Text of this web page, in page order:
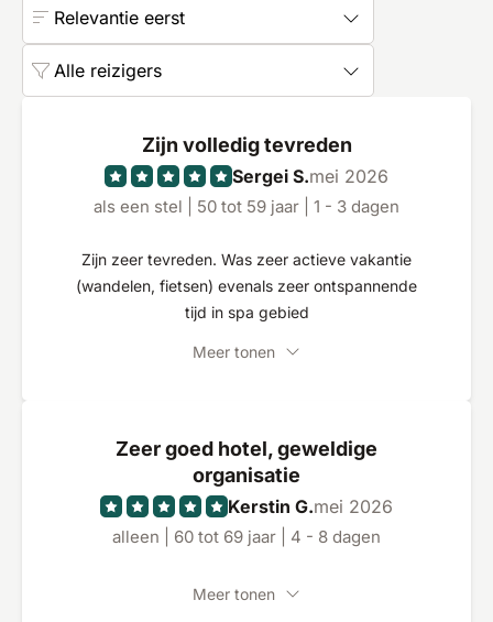
Relevantie eerst
Alle reizigers
Zijn volledig tevreden
Sergei S.mei 2026
als een stel | 50 tot 59 jaar | 1 - 3 dagen
Zijn zeer tevreden. Was zeer actieve vakantie
(wandelen, fietsen) evenals zeer ontspannende
tijd in spa gebied
Meer tonen
Zeer goed hotel, geweldige
organisatie
Kerstin G.mei 2026
alleen | 60 tot 69 jaar | 4 - 8 dagen
Meer tonen